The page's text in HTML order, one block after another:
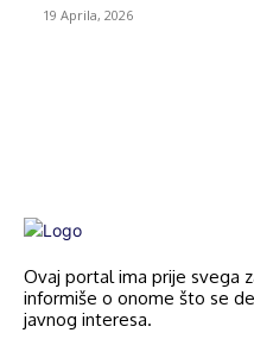
19 Aprila, 2026
Ovaj portal ima prije svega
informiše o onome što se
javnog interesa.